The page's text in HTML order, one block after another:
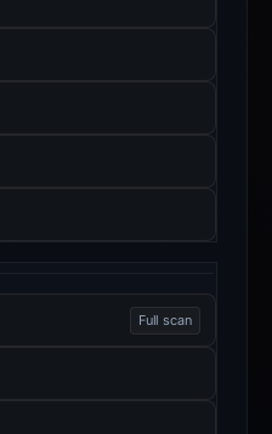
Full scan